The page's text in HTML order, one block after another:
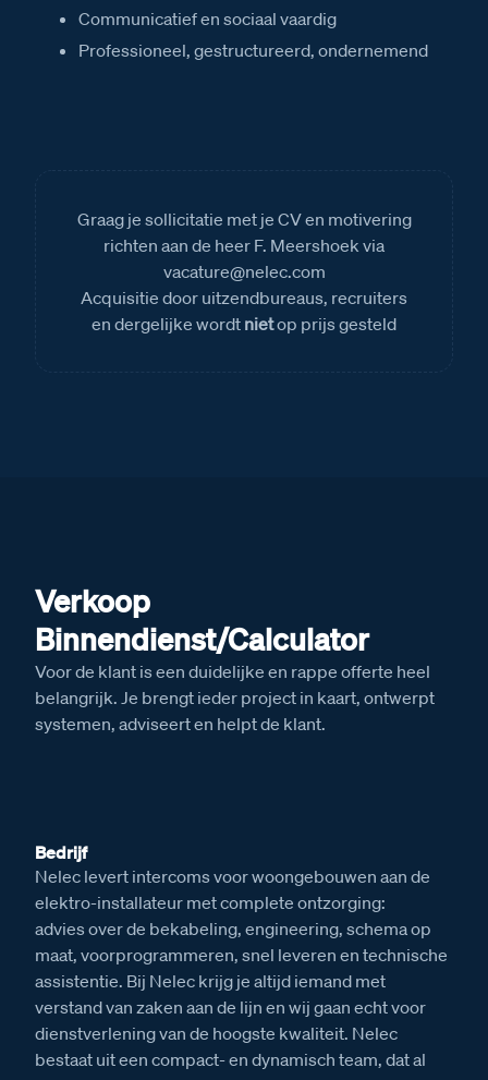
Communicatief en sociaal vaardig
Professioneel, gestructureerd, ondernemend
Graag je sollicitatie met je CV en motivering
richten aan de heer F. Meershoek via
vacature@nelec.com
Acquisitie door uitzendbureaus, recruiters
en dergelijke wordt nietop prijs gesteld
Verkoop
Binnendienst/Calculator
Voor de klant is een duidelijke en rappe offerte heel
belangrijk. Je brengt ieder project in kaart, ontwerpt
systemen, adviseert en helpt de klant.
Bedrijf
Nelec levert intercoms voor woongebouwen aan de
elektro-installateur met complete ontzorging:
advies over de bekabeling, engineering, schema op
maat, voorprogrammeren, snel leveren en technische
assistentie. Bij Nelec krijg je altijd iemand met
verstand van zaken aan de lijn en wij gaan echt voor
dienstverlening van de hoogste kwaliteit. Nelec
bestaat uit een compact- en dynamisch team, dat al